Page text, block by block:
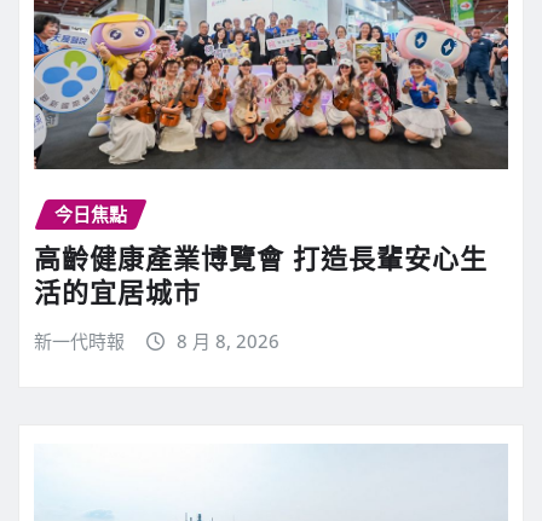
今日焦點
高齡健康產業博覽會 打造長輩安心生
活的宜居城市
新一代時報 8 月 8, 2026